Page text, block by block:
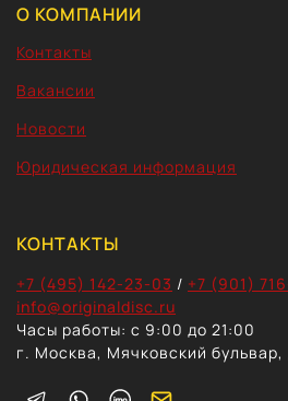
О КОМПАНИИ
Контакты
Вакансии
Новости
Юридическая информация
КОНТАКТЫ
+7 (495) 142-23-03 / +7 (901)
info@originaldisc.ru
Часы работы: с 9:00 до 21:00
г. Москва, Мячковский бульвар,